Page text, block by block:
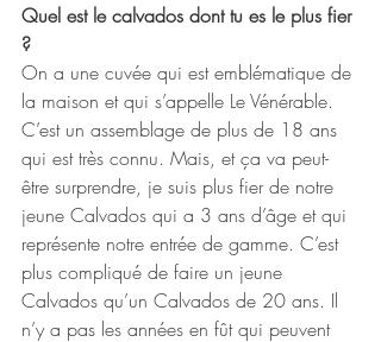
Quel est le calvados dont tu es le plus fier
?
On a une cuvée qui est emblématique de
la maison et qui s’appelle Le Vénérable.
C’est un assemblage de plus de 18 ans
qui est très connu. Mais, et ça va peut-
être surprendre, je suis plus fier de notre
jeune Calvados qui a 3 ans d’âge et qui
représente notre entrée de gamme. C’est
plus compliqué de faire un jeune
Calvados qu’un Calvados de 20 ans. Il
n’y a pas les années en fût qui peuvent